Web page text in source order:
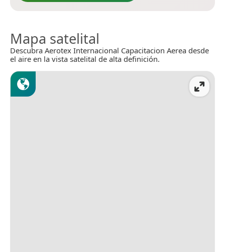
Mapa satelital
Descubra Aerotex Internacional Capacitacion Aerea desde
el aire en la vista satelital de alta definición.